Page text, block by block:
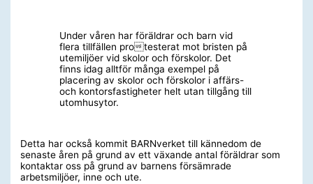
Under våren har föräldrar och barn vid
flera tillfällen protesterat mot bristen på
utemiljöer vid skolor och förskolor. Det
finns idag alltför många exempel på
placering av skolor och förskolor i affärs-
och kontorsfastigheter helt utan tillgång till
utomhusytor.
Detta har också kommit BARNverket till kännedom de
senaste åren på grund av ett växande antal föräldrar som
kontaktar oss på grund av barnens försämrade
arbetsmiljöer, inne och ute.